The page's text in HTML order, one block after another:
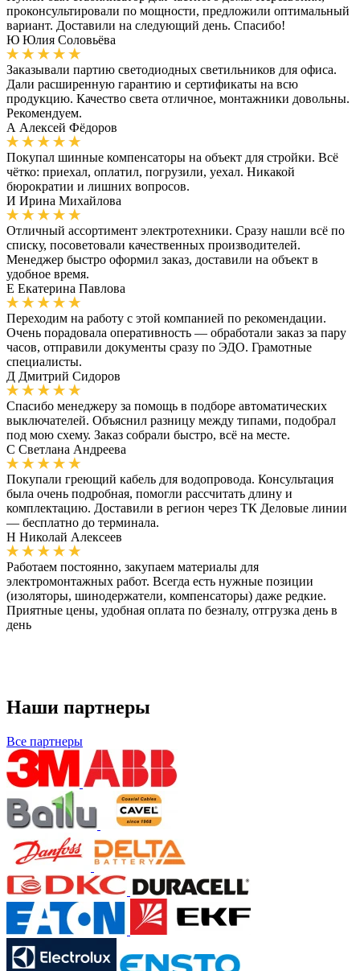
проконсультировали по мощности, предложили оптимальный
вариант. Доставили на следующий день. Спасибо!
Ю Юлия Соловьёва
Заказывали партию светодиодных светильников для офиса.
Дали расширенную гарантию и сертификаты на всю
продукцию. Качество света отличное, монтажники довольны.
Рекомендуем.
А Алексей Фёдоров
Покупал шинные компенсаторы на объект для стройки. Всё
чётко: приехал, оплатил, погрузили, уехал. Никакой
бюрократии и лишних вопросов.
И Ирина Михайлова
Отличный ассортимент электротехники. Сразу нашли всё по
списку, посоветовали качественных производителей.
Менеджер быстро оформил заказ, доставили на объект в
удобное время.
Е Екатерина Павлова
Переходим на работу с этой компанией по рекомендации.
Очень порадовала оперативность — обработали заказ за пару
часов, отправили документы сразу по ЭДО. Грамотные
специалисты.
Д Дмитрий Сидоров
Спасибо менеджеру за помощь в подборе автоматических
выключателей. Объяснил разницу между типами, подобрал
под мою схему. Заказ собрали быстро, всё на месте.
С Светлана Андреева
Покупали греющий кабель для водопровода. Консультация
была очень подробная, помогли рассчитать длину и
комплектацию. Доставили в регион через ТК Деловые линии
— бесплатно до терминала.
Н Николай Алексеев
Работаем постоянно, закупаем материалы для
электромонтажных работ. Всегда есть нужные позиции
(изоляторы, шинодержатели, компенсаторы) даже редкие.
Приятные цены, удобная оплата по безналу, отгрузка день в
день
Наши партнеры
Все партнеры